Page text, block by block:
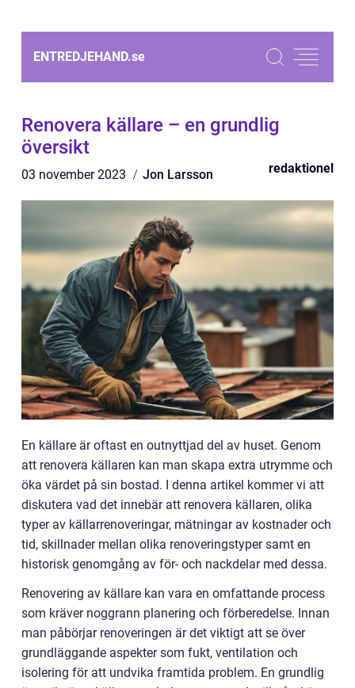
ENTREDJEHAND.se
Renovera källare – en grundlig
översikt
03 november 2023 Jon Larsson redaktionel
En källare är oftast en outnyttjad del av huset. Genom
att renovera källaren kan man skapa extra utrymme och
öka värdet på sin bostad. I denna artikel kommer vi att
diskutera vad det innebär att renovera källaren, olika
typer av källarrenoveringar, mätningar av kostnader och
tid, skillnader mellan olika renoveringstyper samt en
historisk genomgång av för- och nackdelar med dessa.
Renovering av källare kan vara en omfattande process
som kräver noggrann planering och förberedelse. Innan
man påbörjar renoveringen är det viktigt att se över
grundläggande aspekter som fukt, ventilation och
isolering för att undvika framtida problem. En grundlig